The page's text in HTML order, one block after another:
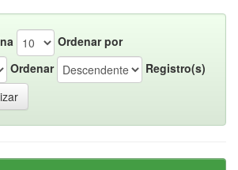
Ordenar por
Ordenar
Registro(s)